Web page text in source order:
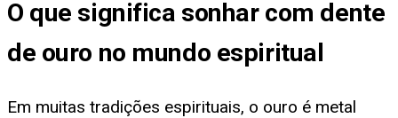
O que significa sonhar com dente
de ouro no mundo espiritual
Em muitas tradições espirituais, o ouro é metal